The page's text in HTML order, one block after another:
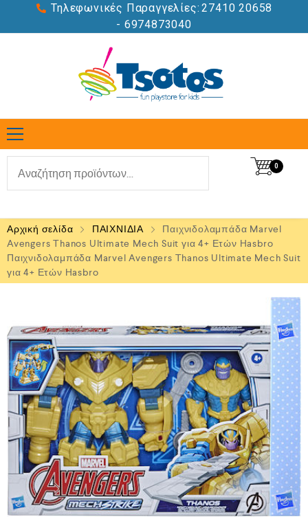
Τηλεφωνικές Παραγγελίες: 27410 20658
- 6974873040
0
Αρχική σελίδα ΠΑΙΧΝΙΔΙΑ
Παιχνιδολαμπάδα Marvel
Avengers Thanos Ultimate Mech Suit για 4+ Ετών Hasbro
Παιχνιδολαμπάδα Marvel Avengers Thanos Ultimate Mech Suit
για 4+ Ετών Hasbro